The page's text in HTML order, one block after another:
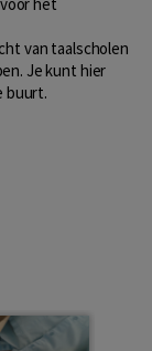
het
van taalscholen
Je kunt hier
buurt.